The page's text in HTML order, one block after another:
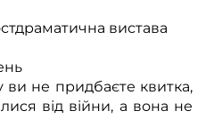
вистава
ви не придбаєте квитка,
від війни, а вона не